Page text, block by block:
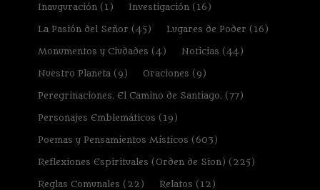
Inauguración(1) Investigación(16)
La Pasión del Señor (45) Lugares de Poder (16)
Monumentos y Ciudades (4) Noticias (44)
Nuestro Planeta(9) Oraciones (9)
Peregrinaciones. El Camino de Santiago.(77)
Personajes Emblemáticos (19)
Poemas y Pensamientos Místicos (603)
Reflexiones Espirituales (Orden de Sion) (225)
Reglas Comunales (22) Relatos (12)